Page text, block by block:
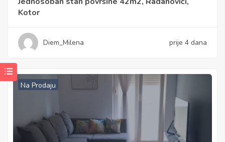
Kotor
Diem_Milena prije 4 dana
Na Prodaju